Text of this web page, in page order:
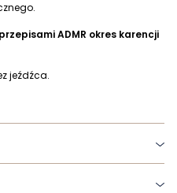
ADMR okres karencji
jeźdźca.